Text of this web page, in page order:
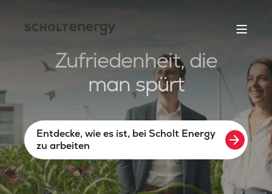
Zufriedenheit, die
man spürt
Entdecke, wie es ist, bei Scholt Energy
zu arbeiten
arrow_forward